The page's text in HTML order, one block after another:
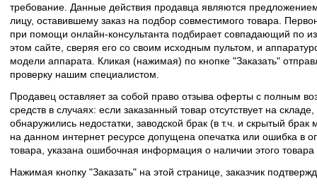
требование. Данные действия продавца являются
лицу, оставившему заказ на подбор совместимого товара.
при помощи онлайн-консультанта подбирает совпадающий по
этом сайте, сверяя его со своим исходным пультом, и
модели аппарата. Кликая (нажимая) по кнопке "Заказать"
проверку нашим специалистом.
Продавец оставляет за собой право отзыва оферты с полным
средств в случаях: если заказанный товар отсутствует на
обнаружились недостатки, заводской брак (в т.ч. и скрытый
на данном интернет ресурсе допущена опечатка или ошибка в
товара, указана ошибочная информация о наличии этого
Нажимая кнопку "Заказать" на этой странице, заказчик